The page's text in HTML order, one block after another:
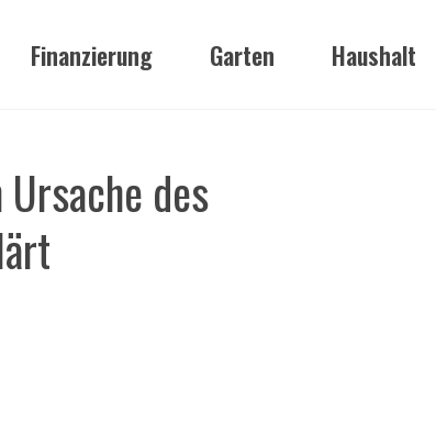
Finanzierung Garten Haushalt
des